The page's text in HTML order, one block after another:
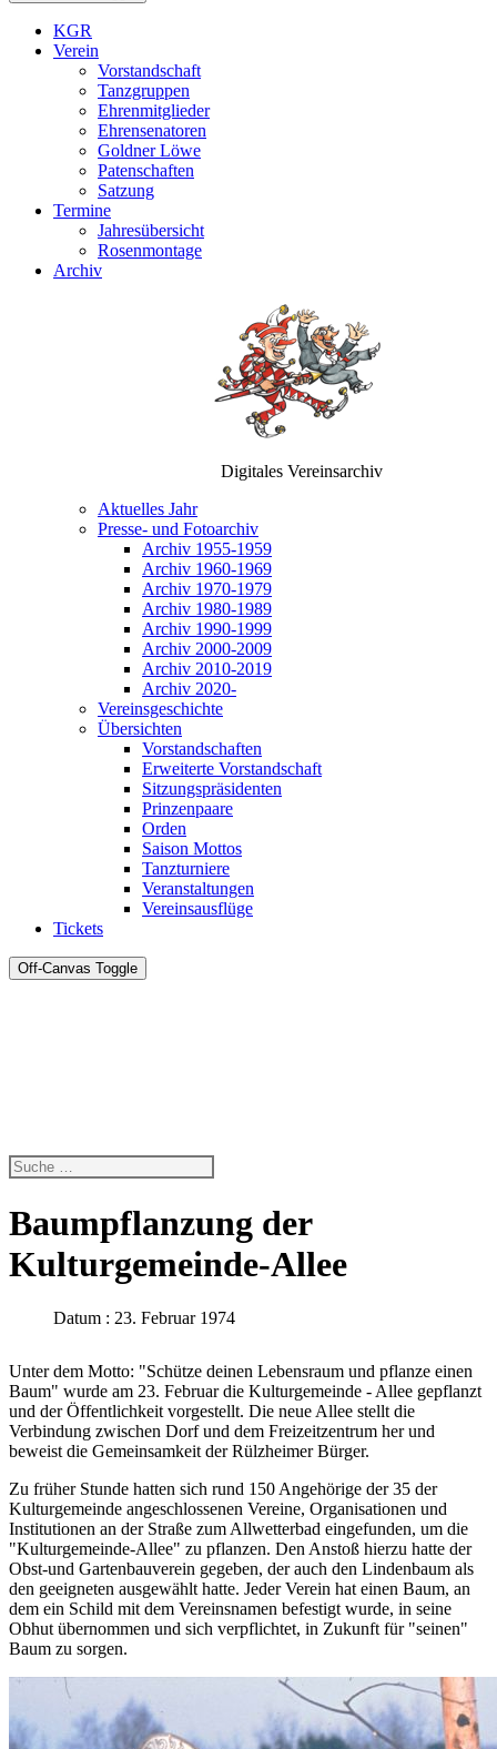
KGR
Verein
Vorstandschaft
Tanzgruppen
Ehrenmitglieder
Ehrensenatoren
Goldner Löwe
Patenschaften
Satzung
Termine
Jahresübersicht
Rosenmontage
Archiv
Digitales Vereinsarchiv
Aktuelles Jahr
Presse- und Fotoarchiv
Archiv 1955-1959
Archiv 1960-1969
Archiv 1970-1979
Archiv 1980-1989
Archiv 1990-1999
Archiv 2000-2009
Archiv 2010-2019
Archiv 2020-
Vereinsgeschichte
Übersichten
Vorstandschaften
Erweiterte Vorstandschaft
Sitzungspräsidenten
Prinzenpaare
Orden
Saison Mottos
Tanzturniere
Veranstaltungen
Vereinsausflüge
Tickets
Off-Canvas Toggle
Baumpflanzung der
Kulturgemeinde-Allee
Datum : 23. Februar 1974
Unter dem Motto: "Schütze deinen Lebensraum und pflanze einen
Baum" wurde am 23. Februar die Kulturgemeinde - Allee gepflanzt
und der Öffentlichkeit vorgestellt. Die neue Allee stellt die
Verbindung zwischen Dorf und dem Freizeitzentrum her und
beweist die Gemeinsamkeit der Rülzheimer Bürger.
Zu früher Stunde hatten sich rund 150 Angehörige der 35 der
Kulturgemeinde angeschlossenen Vereine, Organisationen und
Institutionen an der Straße zum Allwetterbad eingefunden, um die
"Kulturgemeinde-Allee" zu pflanzen. Den Anstoß hierzu hatte der
Obst-und Gartenbauverein gegeben, der auch den Lindenbaum als
den geeigneten ausgewählt hatte. Jeder Verein hat einen Baum, an
dem ein Schild mit dem Vereinsnamen befestigt wurde, in seine
Obhut übernommen und sich verpflichtet, in Zukunft für "seinen"
Baum zu sorgen.